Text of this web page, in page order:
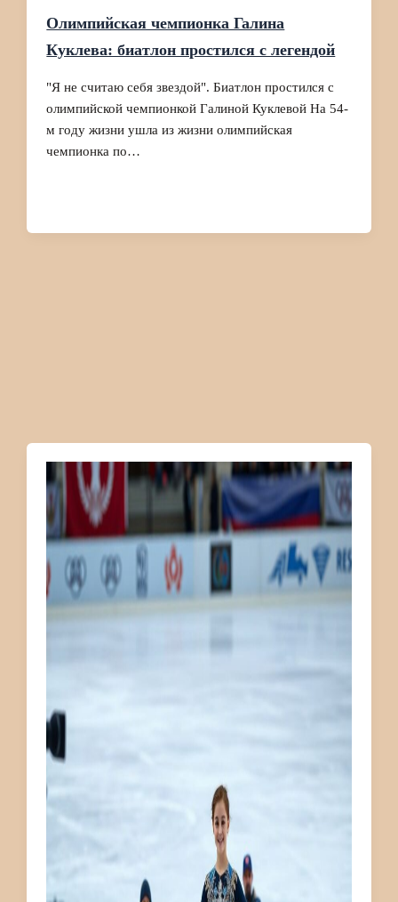
Олимпийская чемпионка Галина
Куклева: биатлон простился с легендой
"Я не считаю себя звездой". Биатлон простился с
олимпийской чемпионкой Галиной Куклевой На 54-
м году жизни ушла из жизни олимпийская
чемпионка по…